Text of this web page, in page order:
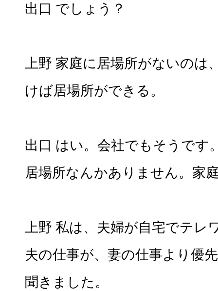
出口 でしょう？
上野 家庭に居場所がないのは
けば居場所ができる。
出口 はい。会社でもそうです
居場所なんかありません。家
上野 私は、夫婦が自宅でテレ
夫の仕事が、妻の仕事より優
聞きました。